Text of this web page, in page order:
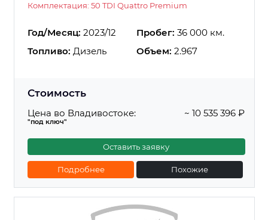
Комплектация: 50 TDI Quattro Premium
Год/Месяц: 2023/12 Пробег: 36 000 км.
Топливо: Дизель Объем: 2.967
Стоимость
Цена во Владивостоке:
"под ключ"
~ 10 535 396 ₽
Оставить заявку
Подробнее Похожие